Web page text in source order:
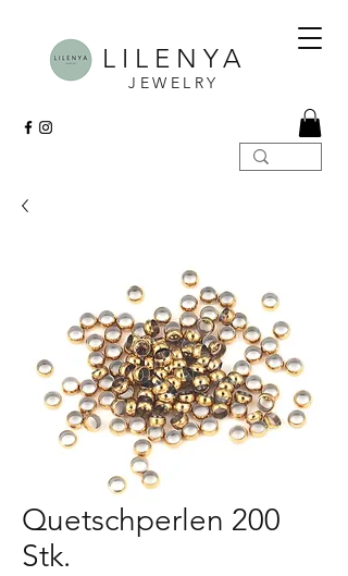
LILENYA
JEWELRY
Quetschperlen 200
Stk.